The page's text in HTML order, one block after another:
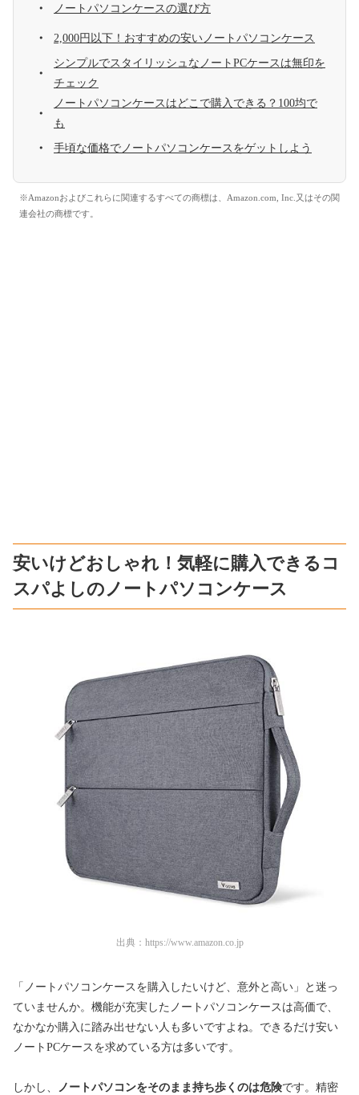
ノートパソコンケースの選び方
2,000円以下！おすすめの安いノートパソコンケース
シンプルでスタイリッシュなノートPCケースは無印を
チェック
ノートパソコンケースはどこで購入できる？100均で
も
手頃な価格でノートパソコンケースをゲットしよう
※Amazonおよびこれらに関連するすべての商標は、Amazon.com, Inc.又はその関
連会社の商標です。
安いけどおしゃれ！気軽に購入できるコ
スパよしのノートパソコンケース
出典： https://www.amazon.co.jp
「ノートパソコンケースを購入したいけど、意外と高い」と迷っ
ていませんか。機能が充実したノートパソコンケースは高価で、
なかなか購入に踏み出せない人も多いですよね。できるだけ安い
ノートPCケースを求めている方は多いです。
しかし、 ノートパソコンをそのまま持ち歩くのは危険です。精密